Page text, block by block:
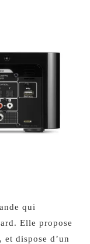
qui
Elle propose
et dispose d’un